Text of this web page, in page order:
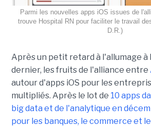
Parmi les nouvelles apps iOS issues de
trouve Hospital RN pour faciliter le travail
D.R.)
Après un petit retard à l'allumage à
dernier, les fruits de l'alliance entre
autour d'apps iOS pour les
multipliés. Après le lot de 10 apps
big data et de l'analytique en
pour les banques, le commerce et